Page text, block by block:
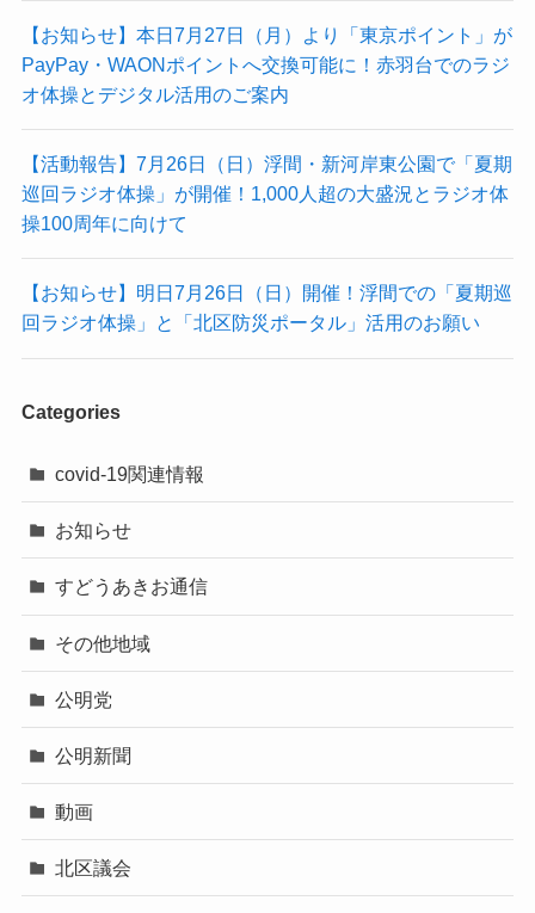
【お知らせ】本日7月27日（月）より「東京ポイント」が
PayPay・WAONポイントへ交換可能に！赤羽台でのラジ
オ体操とデジタル活用のご案内
【活動報告】7月26日（日）浮間・新河岸東公園で「夏期
巡回ラジオ体操」が開催！1,000人超の大盛況とラジオ体
操100周年に向けて
【お知らせ】明日7月26日（日）開催！浮間での「夏期巡
回ラジオ体操」と「北区防災ポータル」活用のお願い
Categories
covid-19関連情報
お知らせ
すどうあきお通信
その他地域
公明党
公明新聞
動画
北区議会